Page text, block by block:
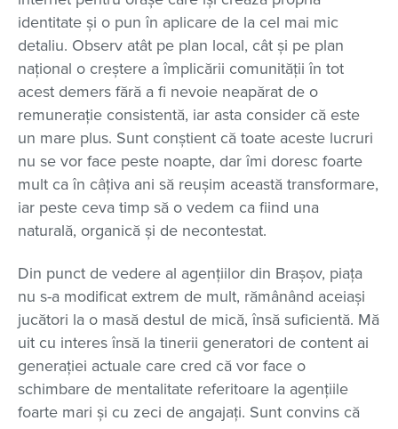
identitate și o pun în aplicare de la cel mai mic
detaliu. Observ atât pe plan local, cât și pe plan
național o creștere a împlicării comunității în tot
acest demers fără a fi nevoie neapărat de o
remunerație consistentă, iar asta consider că este
un mare plus. Sunt conștient că toate aceste lucruri
nu se vor face peste noapte, dar îmi doresc foarte
mult ca în câțiva ani să reușim această transformare,
iar peste ceva timp să o vedem ca fiind una
naturală, organică și de necontestat.
Din punct de vedere al agențiilor din Brașov, piața
nu s-a modificat extrem de mult, rămânând aceiași
jucători la o masă destul de mică, însă suficientă. Mă
uit cu interes însă la tinerii generatori de content ai
generației actuale care cred că vor face o
schimbare de mentalitate referitoare la agențiile
foarte mari și cu zeci de angajați. Sunt convins că